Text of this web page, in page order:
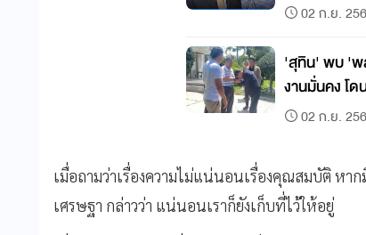
02 ก.ย.
'สุทิน' พบ 'พ
งานมั่นคง โ
02 ก.ย.
เมื่อถามว่าเรื่องความไม่แน่นอนเรื่องคุณสมบัติ หา
เศรษฐา กล่าวว่า แน่นอนเราก็ยังเก็บที่ไว้ให้อยู่